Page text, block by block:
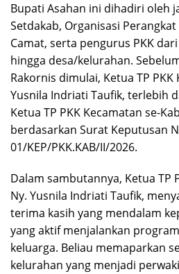
Bupati Asahan ini dihadiri oleh
Setdakab, Organisasi
Camat, serta pengurus PKK
hingga desa/kelurahan.
Rakornis dimulai, Ketua TP
Yusnila Indriati Taufik, terlebih
Ketua TP PKK Kecamatan se-
berdasarkan Surat Keputusan
01/KEP/PKK.KAB/II/2026.
​Dalam sambutannya, Ketua TP
Ny. Yusnila Indriati Taufik,
terima kasih yang mendalam
yang aktif menjalankan
keluarga. Beliau memaparkan
kelurahan yang menjadi